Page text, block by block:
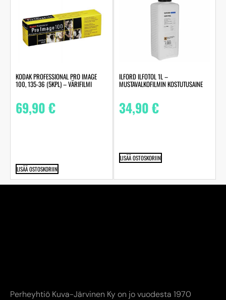
KODAK PROFESSIONAL PRO IMAGE
100, 135-36 (5KPL) – VÄRIFILMI
69,90€
LISÄÄ OSTOSKORIIN
ILFORD ILFOTOL 1L –
MUSTAVALKOFILMIN KOSTUTUSAINE
34,90€
LISÄÄ OSTOSKORIIN
Perheyhtiö Kuva-Järvinen Ky on jo vuodesta 1970